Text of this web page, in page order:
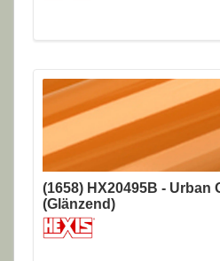
(1658) HX20495B - Urban
(Glänzend)